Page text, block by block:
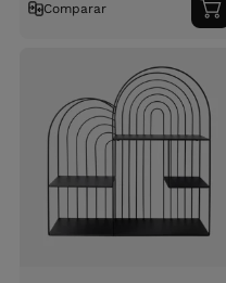
Comparar